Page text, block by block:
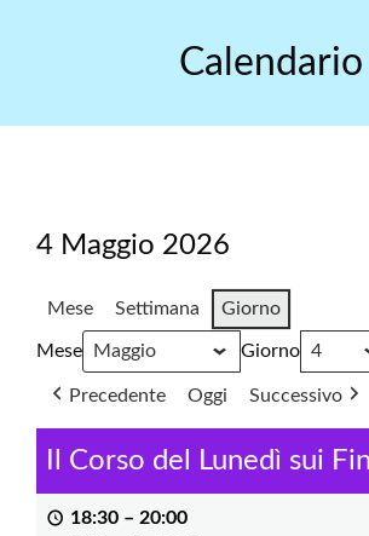
Calendario
4 Maggio 2026
Mese Settimana Giorno
Mese Giorno
Precedente Oggi Successivo
Il Corso del Lunedì sui
18:30 – 20:00